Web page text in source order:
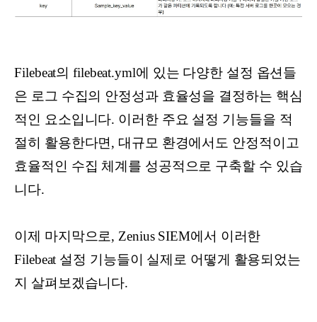
Filebeat의 filebeat.yml에 있는 다양한 설정 옵션들
은 로그 수집의 안정성과 효율성을 결정하는 핵심
적인 요소입니다. 이러한 주요 설정 기능들을 적
절히 활용한다면, 대규모 환경에서도 안정적이고
효율적인 수집 체계를 성공적으로 구축할 수 있습
니다.
이제 마지막으로, Zenius SIEM에서 이러한
Filebeat 설정 기능들이 실제로 어떻게 활용되었는
지 살펴보겠습니다.